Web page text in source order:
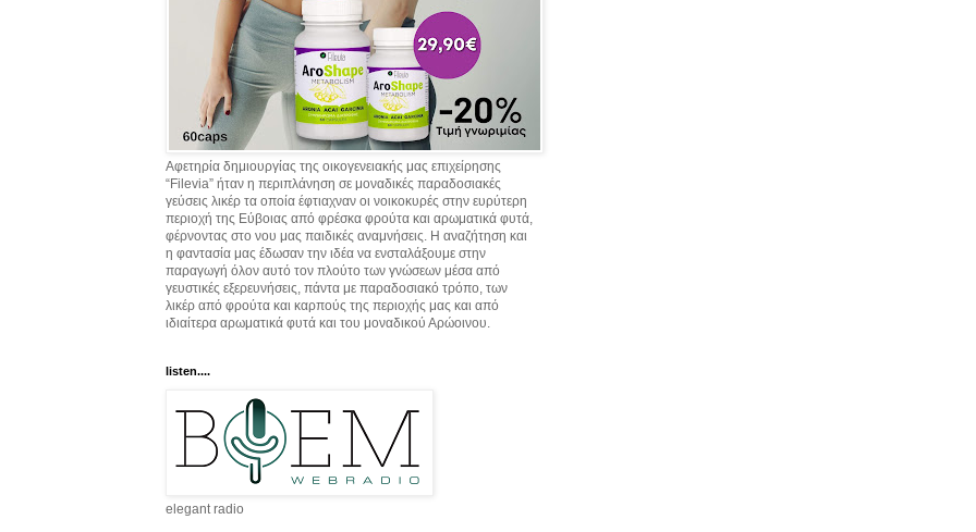
Αφετηρία δημιουργίας της οικογενειακής μας επιχείρησης
“Filevia” ήταν η περιπλάνηση σε μοναδικές παραδοσιακές
γεύσεις λικέρ τα οποία έφτιαχναν οι νοικοκυρές στην ευρύτερη
περιοχή της Εύβοιας από φρέσκα φρούτα και αρωματικά φυτά,
φέρνοντας στο νου μας παιδικές αναμνήσεις. Η αναζήτηση και
η φαντασία μας έδωσαν την ιδέα να ενσταλάξουμε στην
παραγωγή όλον αυτό τον πλούτο των γνώσεων μέσα από
γευστικές εξερευνήσεις, πάντα με παραδοσιακό τρόπο, των
λικέρ από φρούτα και καρπούς της περιοχής μας και από
ιδιαίτερα αρωματικά φυτά και του μοναδικού Αρώοινου.
listen....
elegant radio